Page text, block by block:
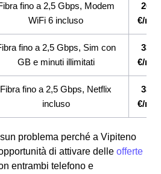
fino a 2,5 Gbps, Modem
WiFi 6 incluso
€/
fino a 2,5 Gbps, Sim con
GB e minuti illimitati
€/
Fibra fino a 2,5 Gbps, Netflix
incluso
€/
problema perché a Vipiteno
di attivare delle offerte
entrambi telefono e